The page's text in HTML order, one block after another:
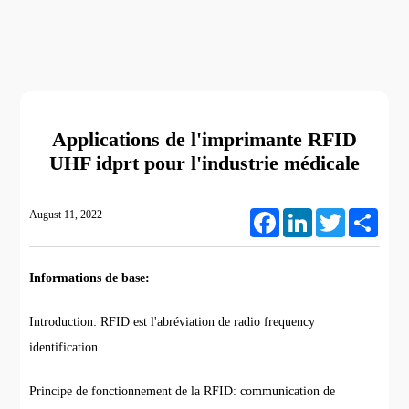
Applications de l'imprimante RFID
UHF idprt pour l'industrie médicale
August 11, 2022 FacebookLinkedIn Twitter
Informations de base:
Introduction: RFID est l'abréviation de radio frequency
identification.
Principe de fonctionnement de la RFID: communication de